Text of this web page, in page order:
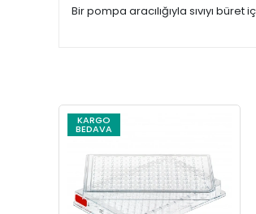
Bir pompa aracılığıyla sıvıyı
KARGO
BEDAVA